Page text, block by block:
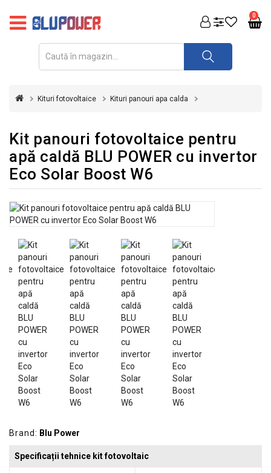
0
FOTOVOLTAICE
REDRESOARE
INVERTOARE
UPS
STABILIZATOARE
DE
TENSIUNE
CASA
GRADINA
SCULE
ECHIPAMENTE
ELECTRICE
ECHIPAMENTE
DE
PROTECȚIE
FOTOVOLTAICE
Kituri fotovoltaice Kituri panouri apa calda
Kit panouri fotovoltaice pentru
apă caldă BLU POWER cu invertor
Eco Solar Boost W6
Brand: Blu Power
Specificații tehnice kit fotovoltaic